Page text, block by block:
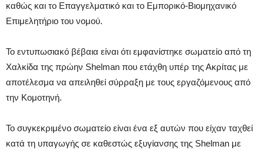
καθώς και το Επαγγελματικό και το Εμπορικό-Βιομηχανικό
Επιμελητήριο του νομού.
Το εντυπωσιακό βέβαια είναι ότι εμφανίστηκε σωματείο από τη
Χαλκίδα της πρώην Shelman που ετάχθη υπέρ της Ακρίτας με
αποτέλεσμα να απειληθεί σύρραξη με τους εργαζόμενους από
την Κομοτηνή.
Το συγκεκριμένο σωματείο είναι ένα εξ αυτών που είχαν ταχθεί
κατά τη υπαγωγής σε καθεστώς εξυγίανσης της Shelman με